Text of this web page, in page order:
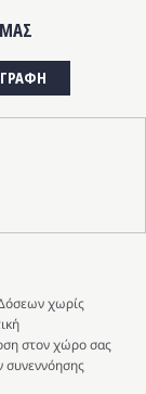
ΜΑΣ
χωρίς
στον χώρο σας
συνεννόησης